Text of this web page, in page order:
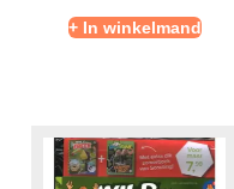
+ In winkelmand